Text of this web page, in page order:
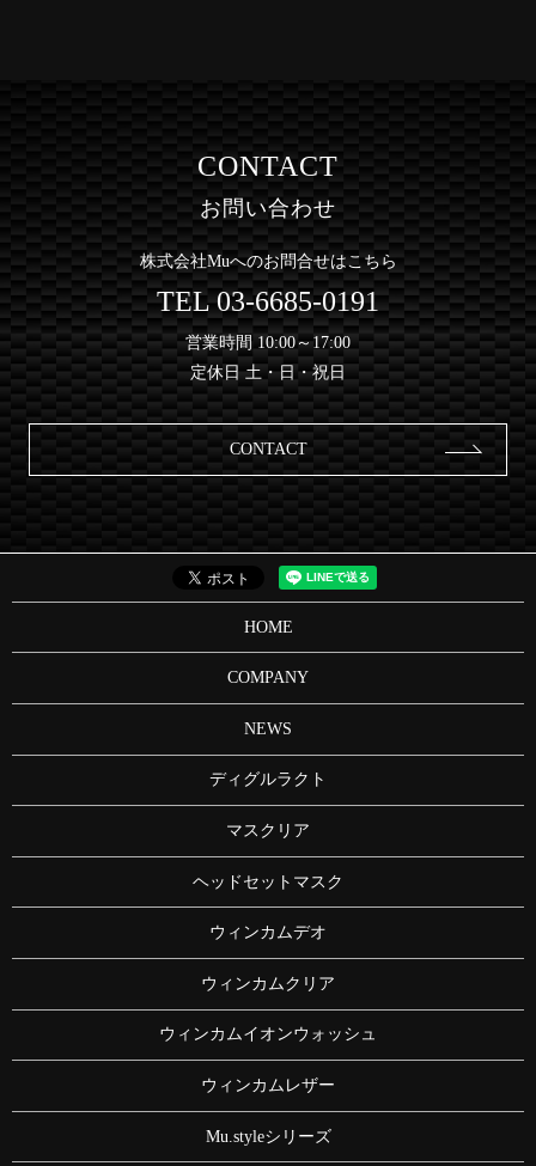
CONTACT
お問い合わせ
株式会社Muへのお問合せはこちら
TEL03-6685-0191
営業時間 10:00～17:00
定休日 土・日・祝日
CONTACT
HOME
COMPANY
NEWS
ディグルラクト
マスクリア
ヘッドセットマスク
ウィンカムデオ
ウィンカムクリア
ウィンカムイオンウォッシュ
ウィンカムレザー
Mu.styleシリーズ